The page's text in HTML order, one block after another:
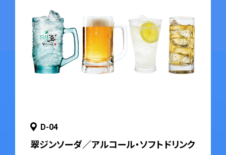
D-04
翠ジンソーダ／アルコール・ソフトドリンク